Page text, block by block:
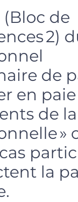
(Bloc de
2)
de
en
de
»
la